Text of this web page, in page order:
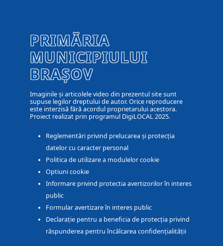
PRIMĂRIA
MUNICIPIULUI
BRAȘOV
Imaginile și articolele video din prezentul site sunt
supuse legilor dreptului de autor. Orice reproducere
este interzisă fără acordul proprietarului acestora.
Proiect realizat prin programul DigiLOCAL 2025.
Reglementări privind prelucarea și protecția
datelor cu caracter personal
Politica de utilizare a modulelor cookie
Optiuni cookie
Informare privind protectia avertizorilor în interes
public
Formular avertizare în interes public
Declarație pentru a beneficia de protecția privind
răspunderea pentru încălcarea confidențialității